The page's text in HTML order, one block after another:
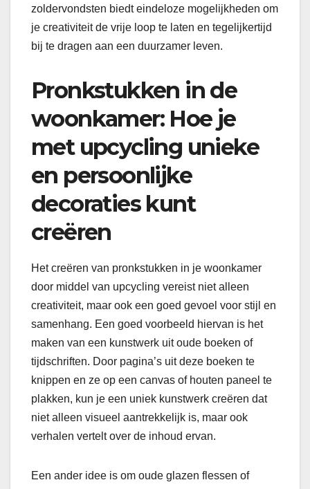
zoldervondsten biedt eindeloze mogelijkheden om
je creativiteit de vrije loop te laten en tegelijkertijd
bij te dragen aan een duurzamer leven.
Pronkstukken in de
woonkamer: Hoe je
met upcycling unieke
en persoonlijke
decoraties kunt
creëren
Het creëren van pronkstukken in je woonkamer
door middel van upcycling vereist niet alleen
creativiteit, maar ook een goed gevoel voor stijl en
samenhang. Een goed voorbeeld hiervan is het
maken van een kunstwerk uit oude boeken of
tijdschriften. Door pagina’s uit deze boeken te
knippen en ze op een canvas of houten paneel te
plakken, kun je een uniek kunstwerk creëren dat
niet alleen visueel aantrekkelijk is, maar ook
verhalen vertelt over de inhoud ervan.
Een ander idee is om oude glazen flessen of